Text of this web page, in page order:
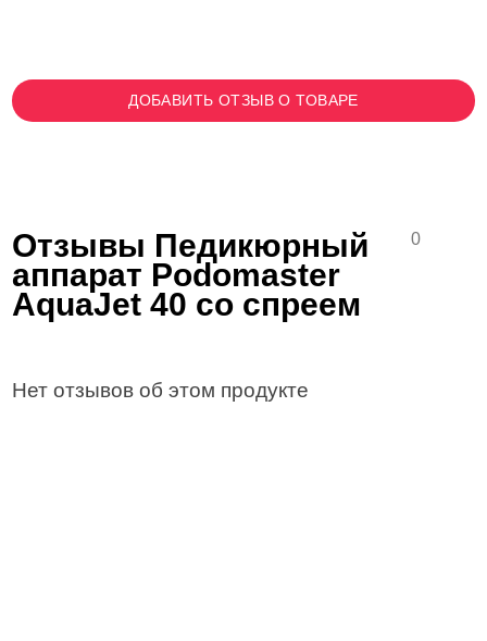
Отзывы Педикюрный
аппарат Podomaster
AquaJet 40 со спреем
0
Нет отзывов об этом продукте
ДОБАВИТЬ ОТЗЫВ О ТОВАРЕ